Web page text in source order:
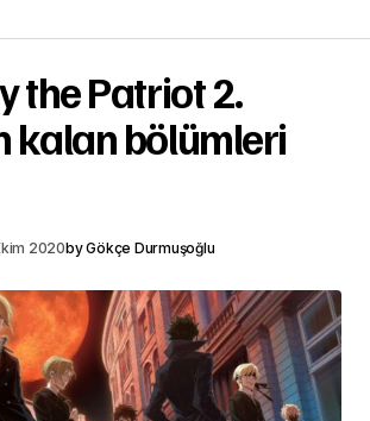
the Patriot 2.
kalan bölümleri
2020byGökçe Durmuşoğlu